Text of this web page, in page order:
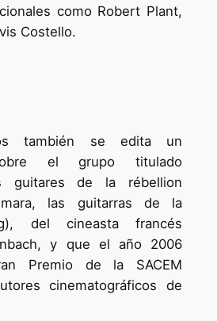
como Robert Plant,
Costello.
también se edita un
el grupo titulado
guitares de la rébellion
las guitarras de la
del cineasta francés
y que el año 2006
Premio de la SACEM
cinematográficos de